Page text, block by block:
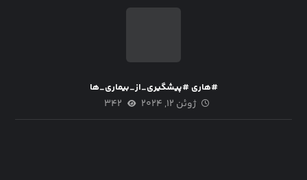
#هاری #پیشگیری_از_بیماری_ها
ژوئن ۱۲, ۲۰۲۴ ۳۴۲